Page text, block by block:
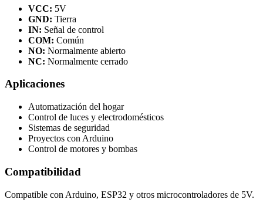
VCC: 5V
GND: Tierra
IN: Señal de control
COM: Común
NO: Normalmente abierto
NC: Normalmente cerrado
Aplicaciones
Automatización del hogar
Control de luces y electrodomésticos
Sistemas de seguridad
Proyectos con Arduino
Control de motores y bombas
Compatibilidad
Compatible con Arduino, ESP32 y otros microcontroladores de 5V.